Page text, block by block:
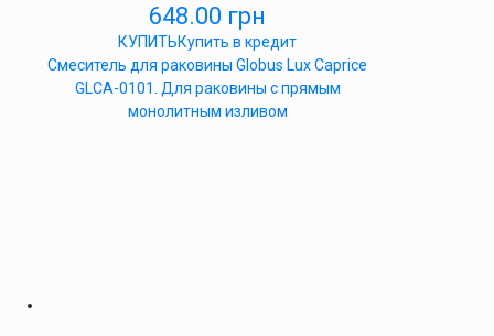
648.00 грн
КУПИТЬКупить в кредит
Смеситель для раковины Globus Lux Caprice
GLCA-0101. Для раковины с прямым
монолитным изливом